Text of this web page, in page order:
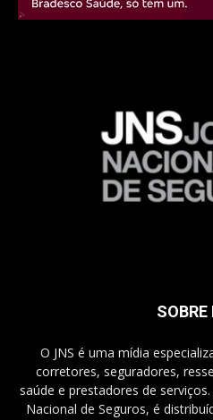
SOBRE
O JNS é uma mídia
corretores, seguradores,
saúde e prestadores de
Nacional de Seguros, é